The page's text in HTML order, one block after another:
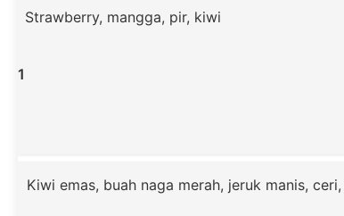
1
Strawberry, mangga, pir, kiwi
Kiwi emas, buah naga merah, jeruk manis,